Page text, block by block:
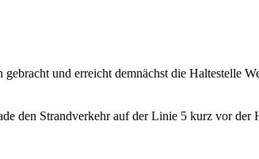
und erreicht demnächst die Haltestelle
den Strandverkehr auf der Linie 5 kurz vor der